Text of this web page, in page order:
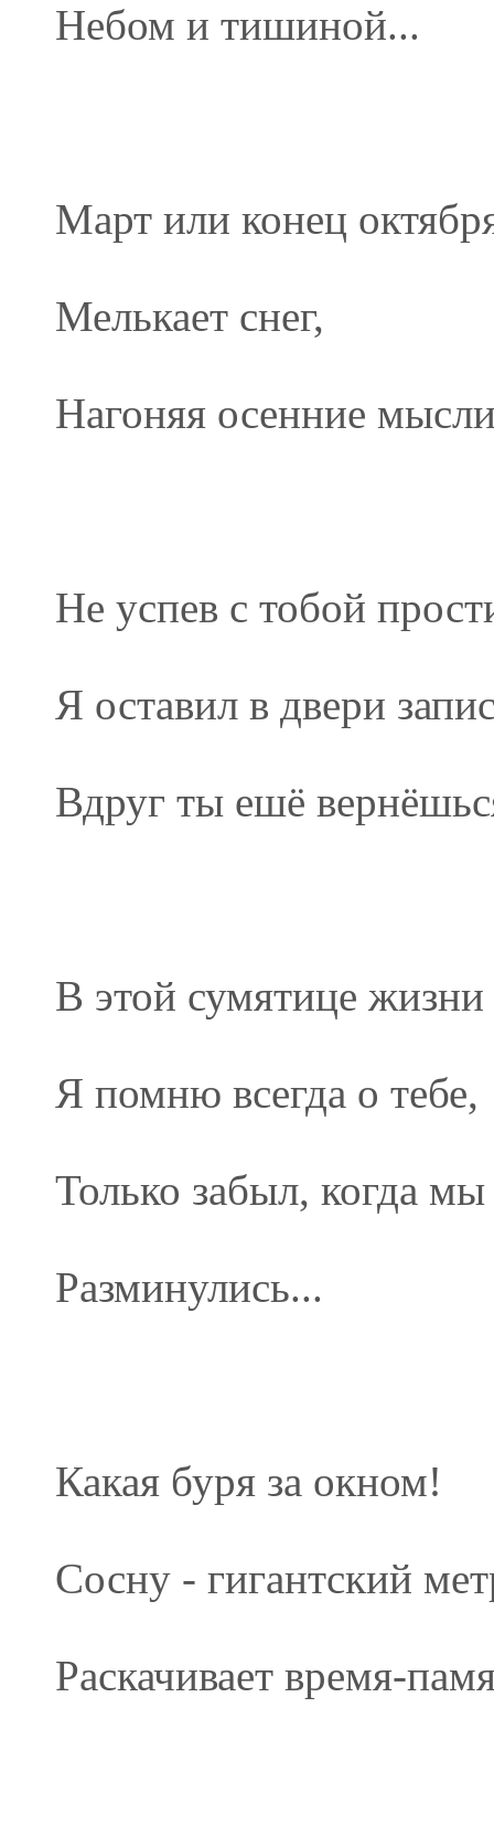
Небом и тишиной...
Март или конец
Мелькает снег,
Нагоняя осенние
Не успев с тобой
Я оставил в двери
Вдруг ты ешё
В этой сумятице жизни
Я помню всегда о тебе,
Только забыл, когда
Разминулись...
Какая буря за окном!
Сосну - гигантский
Раскачивает время-